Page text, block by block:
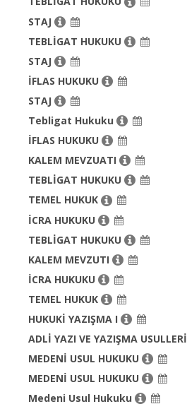
STAJ
TEBLİGAT HUKUKU
STAJ
İFLAS HUKUKU
STAJ
Tebligat Hukuku
İFLAS HUKUKU
KALEM MEVZUATI
TEBLİGAT HUKUKU
TEMEL HUKUK
İCRA HUKUKU
TEBLİGAT HUKUKU
KALEM MEVZUTI
İCRA HUKUKU
TEMEL HUKUK
HUKUKİ YAZIŞMA I
ADLİ YAZI VE YAZIŞMA USULLERİ
MEDENİ USUL HUKUKU
MEDENİ USUL HUKUKU
Medeni Usul Hukuku